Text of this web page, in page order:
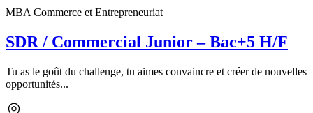
MBA Commerce et Entrepreneuriat
SDR / Commercial Junior – Bac+5 H/F
Tu as le goût du challenge, tu aimes convaincre et créer de nouvelles
opportunités...